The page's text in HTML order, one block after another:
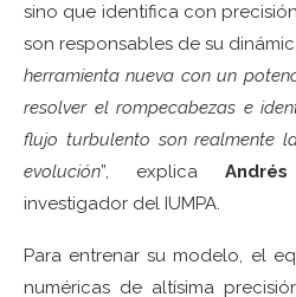
sino que identifica con
son responsables de su
herramienta nueva con un
resolver el rompecabezas e
flujo turbulento son realmente
evolución”, explica
investigador del IUMPA.
Para entrenar su modelo, el
numéricas de altísima